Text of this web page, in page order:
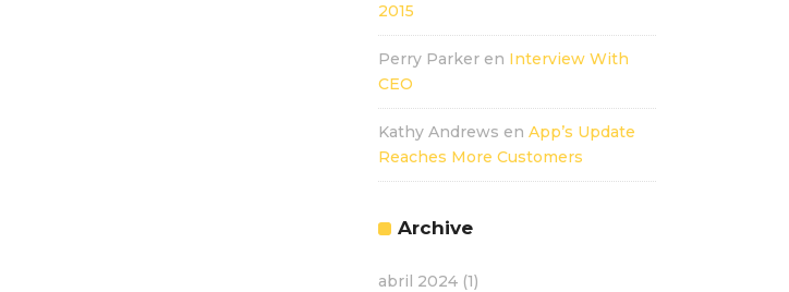
2015
Perry Parker en Interview With
CEO
Kathy Andrews en App’s Update
Reaches More Customers
Archive
abril 2024 (1)